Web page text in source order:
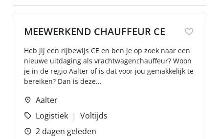
MEEWERKEND CHAUFFEUR CE
Heb jij een rijbewijs CE en ben je op zoek naar een
nieuwe uitdaging als vrachtwagenchauffeur? Woon
je in de regio Aalter of is dat voor jou gemakkelijk te
bereiken? Dan is deze...
Aalter
Logistiek
Voltijds
2 dagen geleden